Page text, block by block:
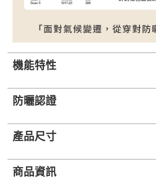
機能特性
防曬認證
產品尺寸
商品資訊